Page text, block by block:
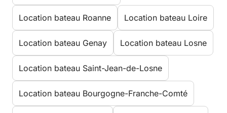
Location bateau Roanne Location bateau Loire
Location bateau Genay Location bateau Losne
Location bateau Saint-Jean-de-Losne
Location bateau Bourgogne-Franche-Comté